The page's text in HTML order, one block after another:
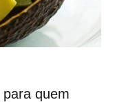
quem